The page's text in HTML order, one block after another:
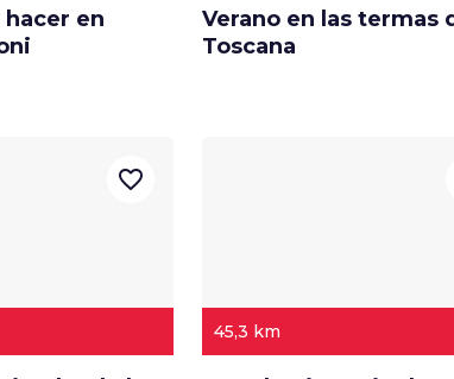
hacer en
Verano en las termas
Toscana
favorite_border
45,3 km